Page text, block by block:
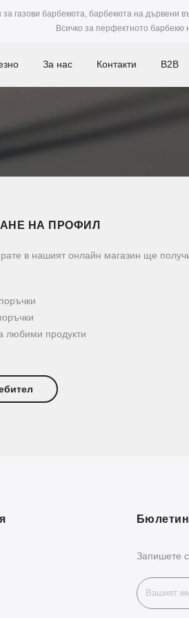
газови барбекюта, барбекюта на дървени
Всичко за перфектното барбекю
За нас Контакти B2B
НА ПРОФИЛ
в нашият онлайн магазин ще
любими продукти
Бюлетин
Запишете